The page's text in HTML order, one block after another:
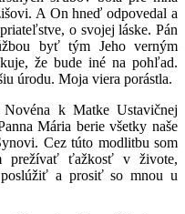
A On hneď odpovedal a
o svojej láske. Pán
byť tým Jeho verným
že bude iné na pohľad.
úrodu. Moja viera porástla.
k Matke Ustavičnej
Mária berie všetky naše
Cez túto modlitbu som
prežívať ťažkosť v živote,
a prosiť so mnou u